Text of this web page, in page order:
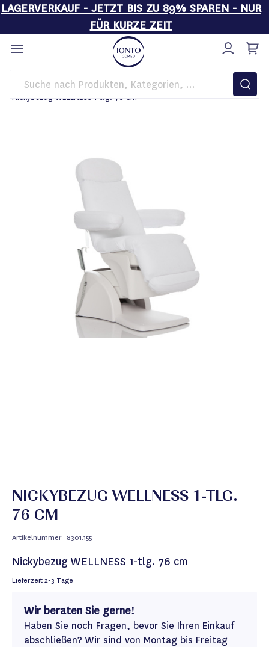
LAGERVERKAUF - JETZT BIS ZU 89% SPAREN - NUR
FÜR KURZE ZEIT
Direkt
zum
Inhalt
Startseite Behandlungsliegen
Liegenbezüge
Nickybezug WELLNESS 1-tlg. 76 cm
NICKYBEZUG WELLNESS 1-TLG.
76 CM
Artikelnummer 8301.155
Nickybezug WELLNESS 1-tlg. 76 cm
Lieferzeit2-3 Tage
Wir beraten Sie gerne!
Haben Sie noch Fragen, bevor Sie Ihren Einkauf
abschließen? Wir sind von Montag bis Freitag